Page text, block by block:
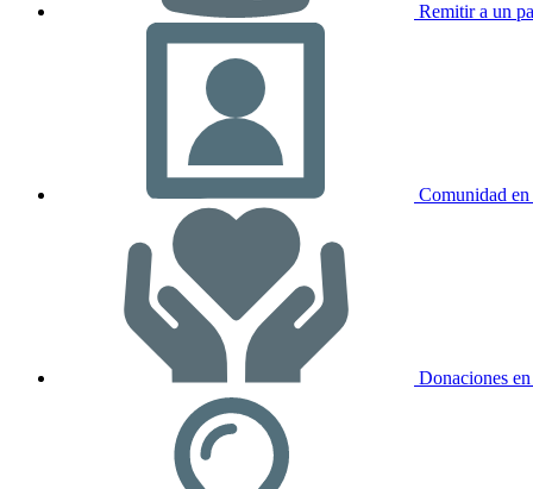
Remitir a un
Comunidad en
Donaciones